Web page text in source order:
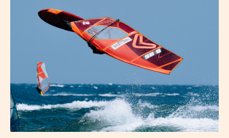
Wind&Waves
del
windsurf
del
31
de